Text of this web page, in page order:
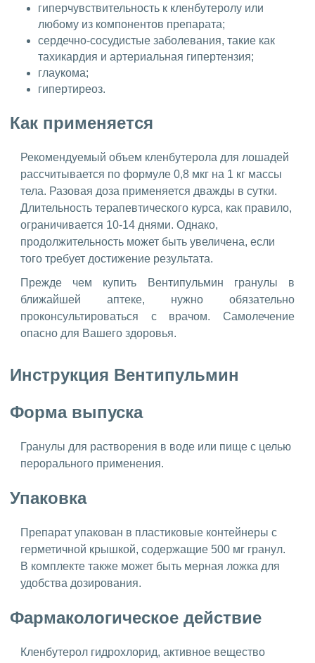
гиперчувствительность к кленбутеролу или
любому из компонентов препарата;
сердечно-сосудистые заболевания, такие как
тахикардия и артериальная гипертензия;
глаукома;
гипертиреоз.
Как применяется
Рекомендуемый объем кленбутерола для лошадей
рассчитывается по формуле 0,8 мкг на 1 кг массы
тела. Разовая доза применяется дважды в сутки.
Длительность терапевтического курса, как правило,
ограничивается 10-14 днями. Однако,
продолжительность может быть увеличена, если
того требует достижение результата.
Прежде чем купить Вентипульмин гранулы в
ближайшей аптеке, нужно обязательно
проконсультироваться с врачом. Самолечение
опасно для Вашего здоровья.
Инструкция Вентипульмин
Форма выпуска
Гранулы для растворения в воде или пище с целью
перорального применения.
Упаковка
Препарат упакован в пластиковые контейнеры с
герметичной крышкой, содержащие 500 мг гранул.
В комплекте также может быть мерная ложка для
удобства дозирования.
Фармакологическое действие
Кленбутерол гидрохлорид, активное вещество